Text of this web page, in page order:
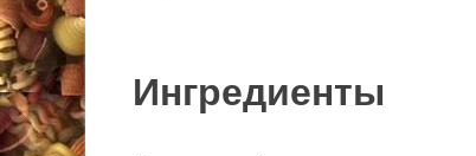
Ингредиенты